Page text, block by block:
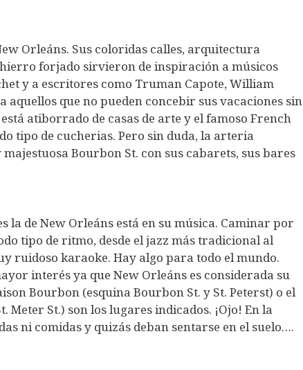
Orleáns. Sus coloridas calles, arquitectura
forjado sirvieron de inspiración a músicos
y a escritores como Truman Capote, William
aquellos que no pueden concebir sus vacaciones sin
atiborrado de casas de arte y el famoso French
tipo de cucherias. Pero sin duda, la arteria
Bourbon St. con sus cabarets, sus bares
la de New Orleáns está en su música. Caminar por
tipo de ritmo, desde el jazz más tradicional al
ruidoso karaoke. Hay algo para todo el mundo.
interés ya que New Orleáns es considerada su
Bourbon (esquina Bourbon St. y St. Peterst) o el
St.) son los lugares indicados. ¡Ojo! En la
ni comidas y quizás deban sentarse en el suelo….